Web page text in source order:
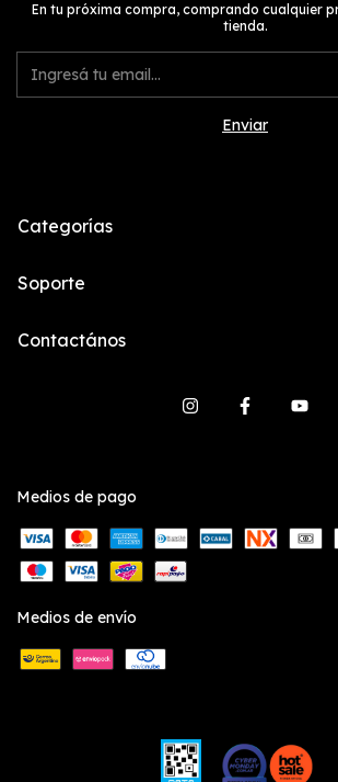
En tu próxima compra, comprando cualquier
tienda.
Categorías
Soporte
Contactános
Medios de pago
Medios de envío